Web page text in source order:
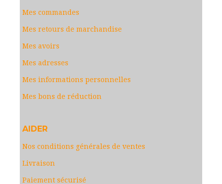
Mes commandes
Mes retours de marchandise
Mes avoirs
Mes adresses
Mes informations personnelles
Mes bons de réduction
AIDER
Nos conditions générales de ventes
Livraison
Paiement sécurisé